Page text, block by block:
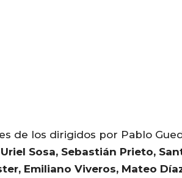
de los dirigidos por Pablo
Sosa, Sebastián Prieto,
Emiliano Viveros, Mateo